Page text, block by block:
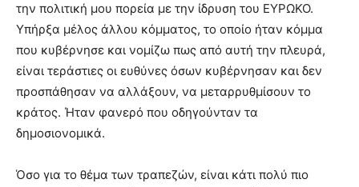
την πολιτική μου πορεία με την ίδρυση του ΕΥΡΩΚΟ.
Υπήρξα μέλος άλλου κόμματος, το οποίο ήταν κόμμα
που κυβέρνησε και νομίζω πως από αυτή την πλευρά,
είναι τεράστιες οι ευθύνες όσων κυβέρνησαν και δεν
προσπάθησαν να αλλάξουν, να μεταρρυθμίσουν το
κράτος. Ήταν φανερό που οδηγούνταν τα
δημοσιονομικά.
Όσο για το θέμα των τραπεζών, είναι κάτι πολύ πιο